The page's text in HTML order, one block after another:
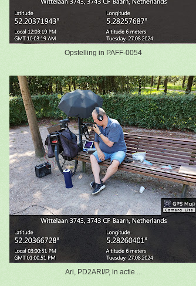
Opstelling in PAFF-0054
Ari, PD2ARI/P, in actie ...